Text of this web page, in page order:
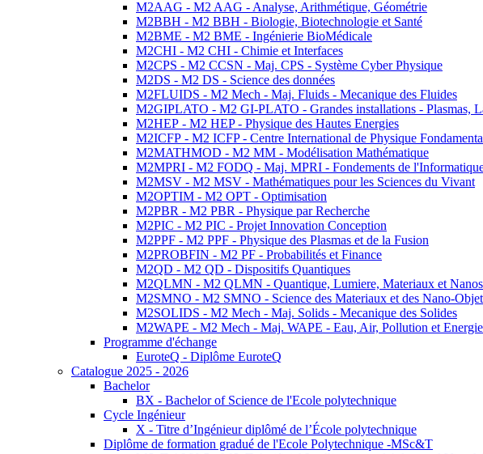
M2AAG - M2 AAG - Analyse, Arithmétique, Géométrie
M2BBH - M2 BBH - Biologie, Biotechnologie et Santé
M2BME - M2 BME - Ingénierie BioMédicale
M2CHI - M2 CHI - Chimie et Interfaces
M2CPS - M2 CCSN - Maj. CPS - Système Cyber Physique
M2DS - M2 DS - Science des données
M2FLUIDS - M2 Mech - Maj. Fluids - Mecanique des Fluides
M2GIPLATO - M2 GI-PLATO - Grandes installations - Plasmas,
M2HEP - M2 HEP - Physique des Hautes Energies
M2ICFP - M2 ICFP - Centre International de Physique
M2MATHMOD - M2 MM - Modélisation Mathématique
M2MPRI - M2 FODQ - Maj. MPRI - Fondements de
M2MSV - M2 MSV - Mathématiques pour les Sciences du Vivant
M2OPTIM - M2 OPT - Optimisation
M2PBR - M2 PBR - Physique par Recherche
M2PIC - M2 PIC - Projet Innovation Conception
M2PPF - M2 PPF - Physique des Plasmas et de la Fusion
M2PROBFIN - M2 PF - Probabilités et Finance
M2QD - M2 QD - Dispositifs Quantiques
M2QLMN - M2 QLMN - Quantique, Lumiere, Materiaux et
M2SMNO - M2 SMNO - Science des Materiaux et des Nano-
M2SOLIDS - M2 Mech - Maj. Solids - Mecanique des Solides
M2WAPE - M2 Mech - Maj. WAPE - Eau, Air, Pollution et
Programme d'échange
EuroteQ - Diplôme EuroteQ
Catalogue 2025 - 2026
Bachelor
BX - Bachelor of Science de l'Ecole polytechnique
Cycle Ingénieur
X - Titre d’Ingénieur diplômé de l’École polytechnique
Diplôme de formation gradué de l'Ecole Polytechnique -MSc&T